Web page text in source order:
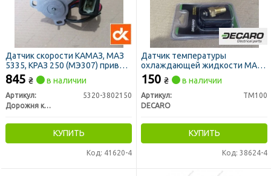
Датчик скорости КАМАЗ, МАЗ
5335, КРАЗ 250 (МЭ307) привод
спидометра (ДК)
845 ₴ в наличии
Артикул:
5320-3802150
Дорожня карта
КУПИТЬ
Код: 41620-4
Датчик температуры
охлаждающей жидкости МАЗ,
ГАЗ, КРАЗ, ЗИЛ, МТЗ под болт
(DECARO)
150 ₴ в наличии
Артикул:
ТМ100
DECARO
КУПИТЬ
Код: 38624-4